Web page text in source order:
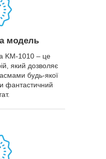
модель
KM-1010 – це
який дозволяє
будь-якої
фантастичний